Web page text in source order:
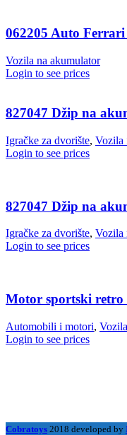
062205 Auto
Vozila na akumulator
Login to see prices
827047 Džip na
Igračke za dvorište, Vozila
Login to see prices
827047 Džip na
Igračke za dvorište, Vozila
Login to see prices
Motor sportski
Automobili i motori,
Login to see prices
Cobratoys 2018 developed by